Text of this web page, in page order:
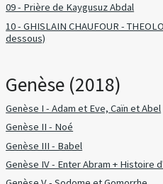
09 - Prière de Kaygusuz Abdal
10 - GHISLAIN CHAUFOUR -
dessous)
Genèse (2018)
Genèse I - Adam et Eve, Caïn et Abel
Genèse II - Noé
Genèse III - Babel
Genèse IV - Enter Abram + Histoire